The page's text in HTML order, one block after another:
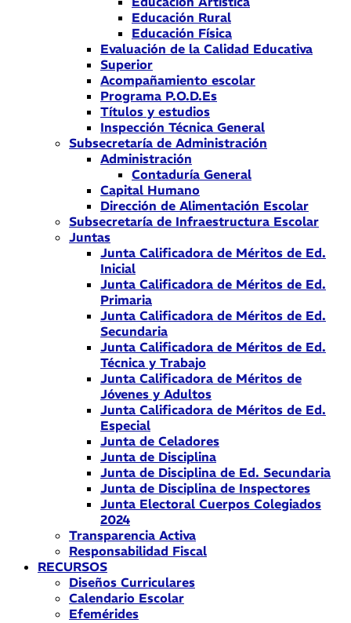
Educación Rural
Educación Física
Evaluación de la Calidad Educativa
Superior
Acompañamiento escolar
Programa P.O.D.Es
Títulos y estudios
Inspección Técnica General
Subsecretaría de Administración
Administración
Contaduría General
Capital Humano
Dirección de Alimentación Escolar
Subsecretaría de Infraestructura Escolar
Juntas
Junta Calificadora de Méritos de Ed.
Inicial
Junta Calificadora de Méritos de Ed.
Primaria
Junta Calificadora de Méritos de Ed.
Secundaria
Junta Calificadora de Méritos de Ed.
Técnica y Trabajo
Junta Calificadora de Méritos de
Jóvenes y Adultos
Junta Calificadora de Méritos de Ed.
Especial
Junta de Celadores
Junta de Disciplina
Junta de Disciplina de Ed. Secundaria
Junta de Disciplina de Inspectores
Junta Electoral Cuerpos Colegiados
2024
Transparencia Activa
Responsabilidad Fiscal
RECURSOS
Diseños Curriculares
Calendario Escolar
Efemérides